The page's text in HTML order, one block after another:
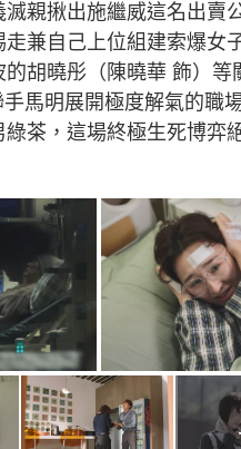
親揪出施繼威這名出賣
走兼自己上位組建索爆女
的胡曉彤（陳曉華 飾）等
馬明展開極度解氣的職
茶，這場終極生死博弈